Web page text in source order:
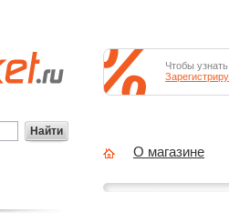
Найти
Чтобы
О магазине